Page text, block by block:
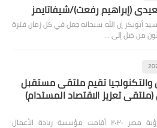
(إبراهيم رفعت)/شيفاتايمز
أبوبكر إن الله سبحانه جعل في كل زمان فترة
من ضل إلى …
والتكنولجيا تقيم ملتقى مستقبل
تعزيز الاقتصاد المستدام)
✍️ سهيلة محي على نهج رؤية مصر ٢٠٣٠ أقامت مؤسسة ريادة الأعمال